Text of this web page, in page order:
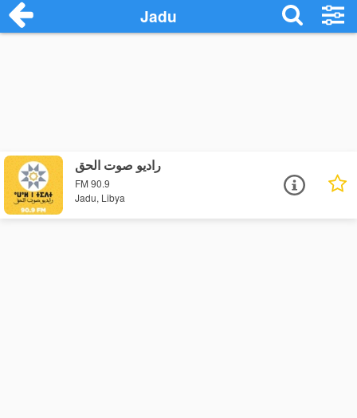
Jadu
راديو صوت الحق
FM 90.9
Jadu, Libya